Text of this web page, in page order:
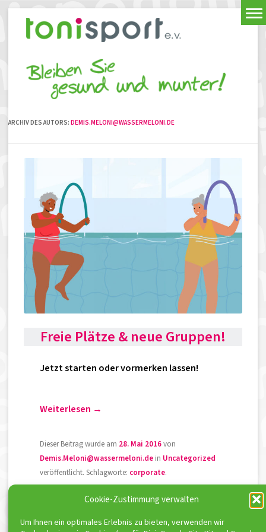
Cookie-Zustimmung verwalten
Um Ihnen ein optimales Erlebnis zu bieten, verwenden wir
ARCHIV DES AUTORS: DEMIS.MELONI@WASSERMELONI.DE
Freie Plätze & neue Gruppen!
Jetzt starten oder vormerken lassen!
Weiterlesen →
Dieser Beitrag wurde am 28. Mai 2016von
Demis.Meloni@wassermeloni.dein Uncategorized
veröffentlicht. Schlagworte: corporate.